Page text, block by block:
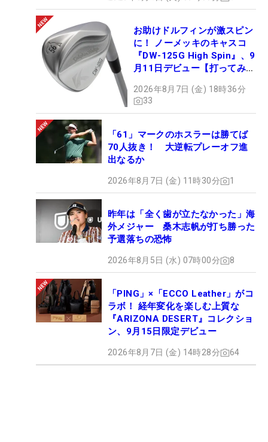
お助けドルフィンが激スピン
に！ ノーメッキのキャスコ
『DW-125G High Spin』、9
月11日デビュー【打ってみ
2026年8月7日 (金) 18時36分
33
「61」マークのホスラーは勝てば
70人抜き！ 大逆転プレーオフ進
出なるか
2026年8月7日 (金) 11時30分 1
昨年は「全く歯が立たなかった」海
外メジャー 桑木志帆が打ち勝った
予選落ちの恐怖
2026年8月5日 (水) 07時00分 8
「PING」×「ECCO Leather」がコ
ラボ！ 経年変化を楽しむ上質な
『ARIZONA DESERT』コレクショ
ン、9月15日限定デビュー
2026年8月7日 (金) 14時28分 64